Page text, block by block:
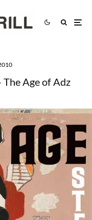
The Age of Adz